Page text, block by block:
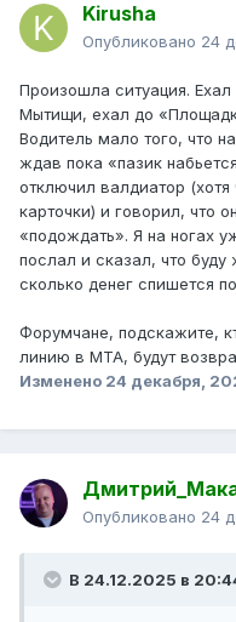
Kirusha
Опубликовано 24
Произошла ситуация. Ехал
Мытищи, ехал до
Водитель мало того, что
ждав пока «пазик
отключил валдиатор
карточки) и говорил, что
«подождать». Я на ногах
послал и сказал, что
сколько денег спишется
Форумчане, подскажите,
линию в МТА, будут
Изменено 24 декабря,
Опубликовано 24
В 24.12.2025 в